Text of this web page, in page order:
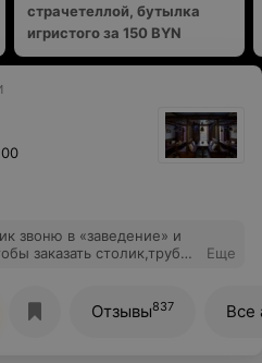
страчетеллой, бутылка
игристого за 150 BYN
звоню в «заведение» и
заказать столик,трубку
и «О чудо» на звонок
первого.Попросила
чтобы
мои
Еще
Отзывы837 Все